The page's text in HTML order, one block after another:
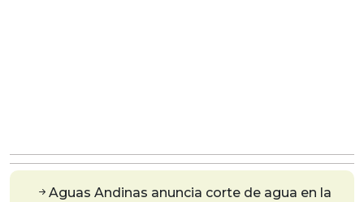
Aguas Andinas anuncia corte de agua en la